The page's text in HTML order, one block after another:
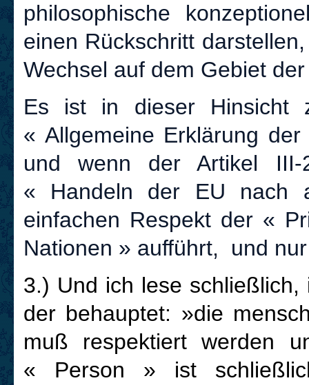
philosophische
einen Rückschritt
Wechsel auf dem Gebiet
Es ist in dieser Hinsicht
« Allgemeine Erklärung
und wenn der Artikel
« Handeln der EU nach
einfachen Respekt der «
Nationen » aufführt, und
3.) Und ich lese
der behauptet: »die
muß respektiert werden
« Person » ist